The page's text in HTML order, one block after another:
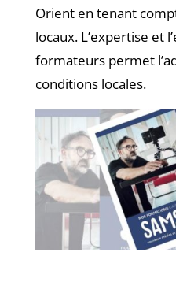
Orient en tenant
locaux. L’expertise et
formateurs permet
conditions locales.